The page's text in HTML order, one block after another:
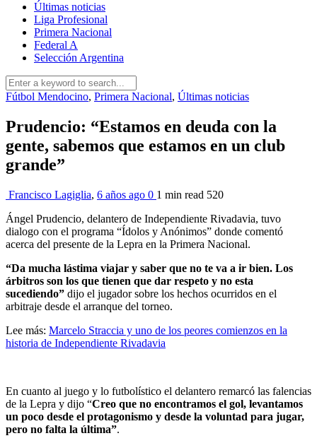
Últimas noticias
Liga Profesional
Primera Nacional
Federal A
Selección Argentina
Fútbol Mendocino, Primera Nacional, Últimas noticias
Prudencio: “Estamos en deuda con la
gente, sabemos que estamos en un club
grande”
Francisco Lagiglia, 6 años ago 0 1 min read 520
Ángel Prudencio, delantero de Independiente Rivadavia, tuvo
dialogo con el programa “Ídolos y Anónimos” donde comentó
acerca del presente de la Lepra en la Primera Nacional.
“Da mucha lástima viajar y saber que no te va a ir bien. Los
árbitros son los que tienen que dar respeto y no esta
sucediendo” dijo el jugador sobre los hechos ocurridos en el
arbitraje desde el arranque del torneo.
Lee más: Marcelo Straccia y uno de los peores comienzos en la
historia de Independiente Rivadavia
En cuanto al juego y lo futbolístico el delantero remarcó las falencias
de la Lepra y dijo “Creo que no encontramos el gol, levantamos
un poco desde el protagonismo y desde la voluntad para jugar,
pero no falta la última”.